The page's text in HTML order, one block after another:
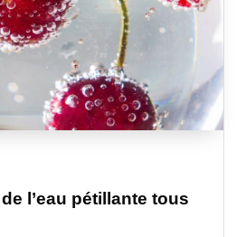
l’eau pétillante tous